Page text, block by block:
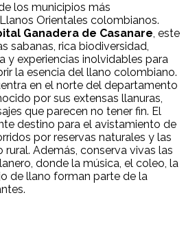
los municipios más
Orientales colombianos.
Ganadera de Casanare, este
sabanas, rica biodiversidad,
y experiencias inolvidables para
la esencia del llano colombiano.
en el norte del departamento
por sus extensas llanuras,
que parecen no tener fin. El
destino para el avistamiento de
por reservas naturales y las
rural. Además, conserva vivas las
donde la música, el coleo, la
de llano forman parte de la